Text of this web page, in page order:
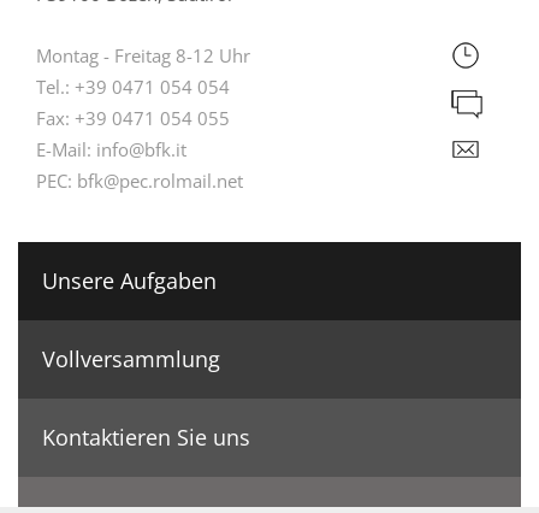
Montag - Freitag 8-12 Uhr
Tel.: +39 0471 054 054
Fax: +39 0471 054 055
E-Mail: info@bfk.it
PEC: bfk@pec.rolmail.net
Unsere Aufgaben
Vollversammlung
Kontaktieren Sie uns